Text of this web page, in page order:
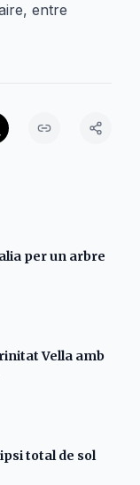
entre
per un arbre
Vella amb
total de sol